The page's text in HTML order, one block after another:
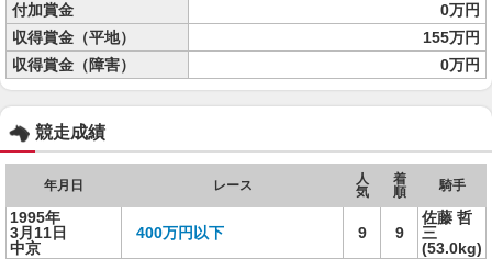
付加賞金
0万円
収得賞金（平地）
155万円
収得賞金（障害）
0万円
競走成績
年月日 レース
人
気
着
順
騎手
1995年
3月11日
中京
400万円以下 9 9
佐藤 哲
三
(53.0kg)